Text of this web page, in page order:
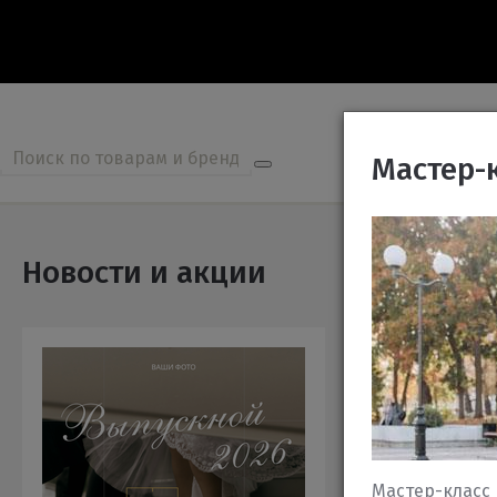
О нас
Новости и акции
Мастер-
Мастер-